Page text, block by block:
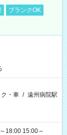
ブランクOK
・車 / 遠州病院駅